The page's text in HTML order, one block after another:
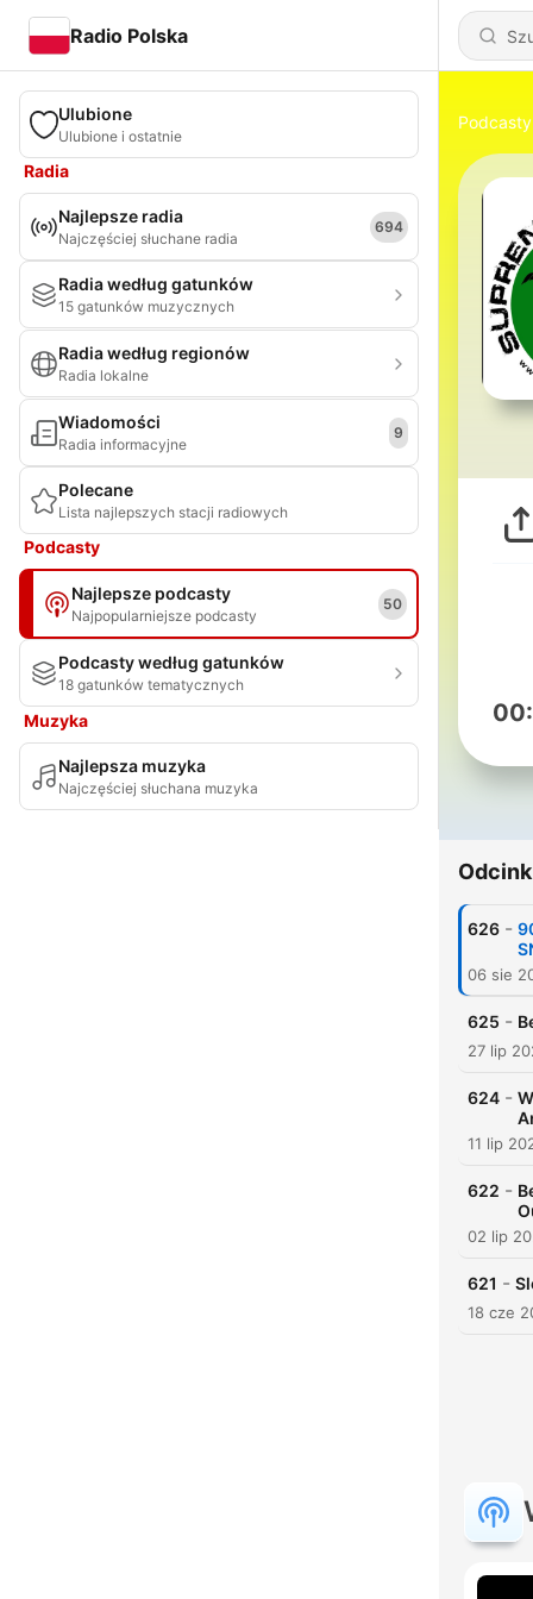
Radio Polska
Ulubione
Ulubione i ostatnie
Radia
Najlepsze radia
Najczęściej słuchane radia
694
Radia według gatunków
15 gatunków muzycznych
Radia według regionów
Radia lokalne
Wiadomości
Radia informacyjne
9
Polecane
Lista najlepszych stacji radiowych
Podcasty
Najlepsze podcasty
Najpopularniejsze podcasty
50
Podcasty według gatunków
18 gatunków tematycznych
Muzyka
Najlepsza muzyka
Najczęściej słuchana muzyka
Podcasty
626 -
06 sie
625 -
27 lip
624 -
11 lip
622 -
02 lip
621 -
18 cze